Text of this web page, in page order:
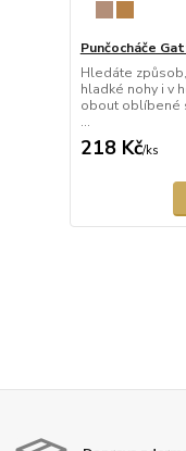
Punčocháče
Hledáte
hladké nohy i v
obout oblíbené
...
218 Kč/ks